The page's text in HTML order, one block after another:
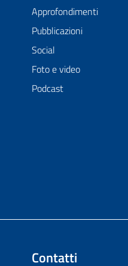
Approfondimenti
Pubblicazioni
Social
Foto e video
Podcast
Contatti